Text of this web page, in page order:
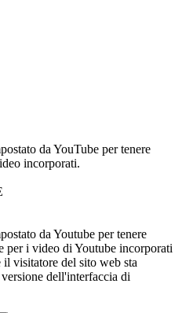
da YouTube per tenere
incorporati.
da Youtube per tenere
per i video di Youtube incorporati
il visitatore del sito web sta
dell'interfaccia di